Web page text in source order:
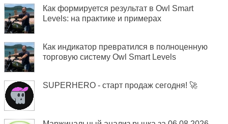
Как формируется результат в Owl Smart
Levels: на практике и примерах
Как индикатор превратился в полноценную
торговую систему Owl Smart Levels
SUPERHERO - старт продаж сегодня! 🚀